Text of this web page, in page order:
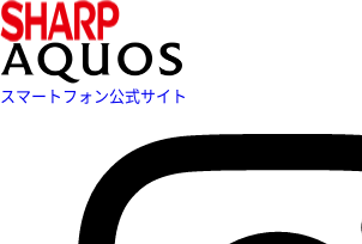
スマートフォン公式サイト